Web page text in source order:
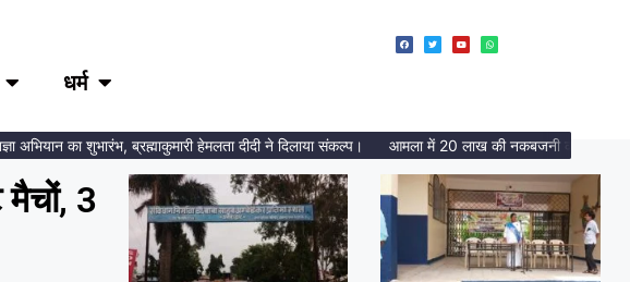
धर्म
का शुभारंभ, ब्रह्माकुमारी हेमलता दीदी ने दिलाया संकल्प। आमला में 20 लाख की नकबजनी का पर्दाफाश, 2
3